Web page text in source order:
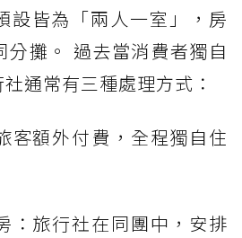
設皆為「兩人一室」，房
分攤。 過去當消費者獨自
通常有三種處理方式：
客額外付費，全程獨自住
：旅行社在同團中，安排